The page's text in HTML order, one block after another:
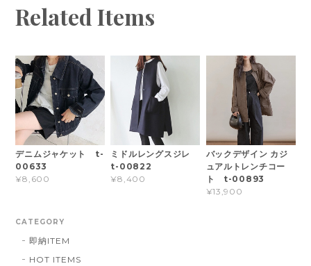
Related Items
デニムジャケット t-
00633
¥8,600
ミドルレングスジレ
t-00822
¥8,400
バックデザイン カジ
ュアルトレンチコー
ト t-00893
¥13,900
CATEGORY
即納ITEM
HOT ITEMS